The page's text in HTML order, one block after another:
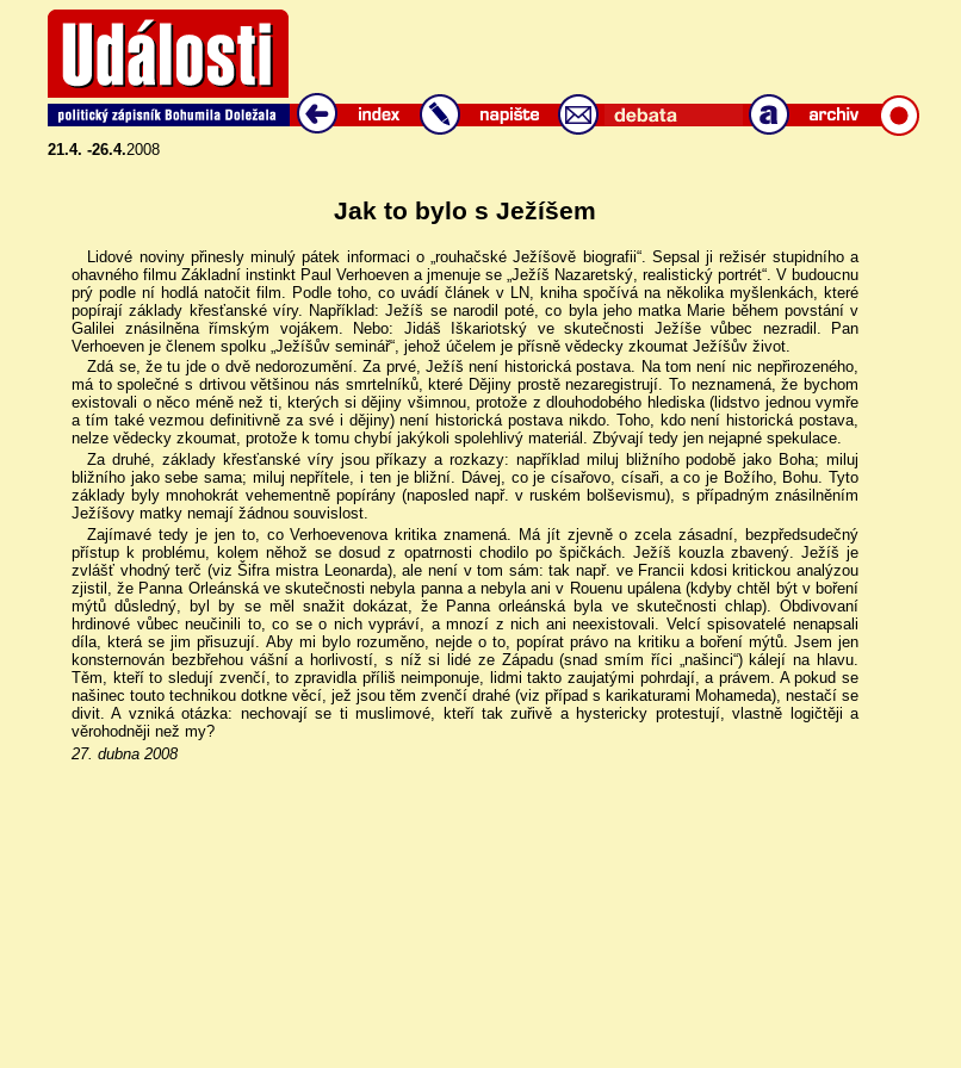
21.4. -26.4.2008
Jak to bylo s Ježíšem
Lidové noviny přinesly minulý pátek informaci o „rouhačské Ježíšově biografii“. Sepsal ji režisér stupidního a
ohavného filmu Základní instinkt Paul Verhoeven a jmenuje se „Ježíš Nazaretský, realistický portrét“. V budoucnu
prý podle ní hodlá natočit film. Podle toho, co uvádí článek v LN, kniha spočívá na několika myšlenkách, které
popírají základy křesťanské víry. Například: Ježíš se narodil poté, co byla jeho matka Marie během povstání v
Galilei znásilněna římským vojákem. Nebo: Jidáš Iškariotský ve skutečnosti Ježíše vůbec nezradil. Pan
Verhoeven je členem spolku „Ježíšův seminář“, jehož účelem je přísně vědecky zkoumat Ježíšův život.
Zdá se, že tu jde o dvě nedorozumění. Za prvé, Ježíš není historická postava. Na tom není nic nepřirozeného,
má to společné s drtivou většinou nás smrtelníků, které Dějiny prostě nezaregistrují. To neznamená, že bychom
existovali o něco méně než ti, kterých si dějiny všimnou, protože z dlouhodobého hlediska (lidstvo jednou vymře
a tím také vezmou definitivně za své i dějiny) není historická postava nikdo. Toho, kdo není historická postava,
nelze vědecky zkoumat, protože k tomu chybí jakýkoli spolehlivý materiál. Zbývají tedy jen nejapné spekulace.
Za druhé, základy křesťanské víry jsou příkazy a rozkazy: například miluj bližního podobě jako Boha; miluj
bližního jako sebe sama; miluj nepřítele, i ten je bližní. Dávej, co je císařovo, císaři, a co je Božího, Bohu. Tyto
základy byly mnohokrát vehementně popírány (naposled např. v ruském bolševismu), s případným znásilněním
Ježíšovy matky nemají žádnou souvislost.
Zajímavé tedy je jen to, co Verhoevenova kritika znamená. Má jít zjevně o zcela zásadní, bezpředsudečný
přístup k problému, kolem něhož se dosud z opatrnosti chodilo po špičkách. Ježíš kouzla zbavený. Ježíš je
zvlášť vhodný terč (viz Šifra mistra Leonarda), ale není v tom sám: tak např. ve Francii kdosi kritickou analýzou
zjistil, že Panna Orleánská ve skutečnosti nebyla panna a nebyla ani v Rouenu upálena (kdyby chtěl být v boření
mýtů důsledný, byl by se měl snažit dokázat, že Panna orleánská byla ve skutečnosti chlap). Obdivovaní
hrdinové vůbec neučinili to, co se o nich vypráví, a mnozí z nich ani neexistovali. Velcí spisovatelé nenapsali
díla, která se jim přisuzují. Aby mi bylo rozuměno, nejde o to, popírat právo na kritiku a boření mýtů. Jsem jen
konsternován bezbřehou vášní a horlivostí, s níž si lidé ze Západu (snad smím říci „našinci“) kálejí na hlavu.
Těm, kteří to sledují zvenčí, to zpravidla příliš neimponuje, lidmi takto zaujatými pohrdají, a právem. A pokud se
našinec touto technikou dotkne věcí, jež jsou těm zvenčí drahé (viz případ s karikaturami Mohameda), nestačí se
divit. A vzniká otázka: nechovají se ti muslimové, kteří tak zuřivě a hystericky protestují, vlastně logičtěji a
věrohodněji než my?
27. dubna 2008